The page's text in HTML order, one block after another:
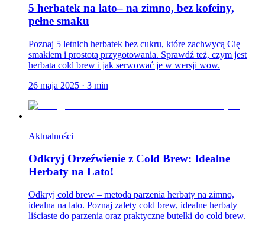
5 herbatek na lato– na zimno, bez kofeiny,
pełne smaku
Poznaj 5 letnich herbatek bez cukru, które zachwycą Cię
smakiem i prostotą przygotowania. Sprawdź też, czym jest
herbata cold brew i jak serwować je w wersji wow.
26 maja 2025 · 3 min
Aktualności
Odkryj Orzeźwienie z Cold Brew: Idealne
Herbaty na Lato!
Odkryj cold brew – metoda parzenia herbaty na zimno,
idealna na lato. Poznaj zalety cold brew, idealne herbaty
liściaste do parzenia oraz praktyczne butelki do cold brew.